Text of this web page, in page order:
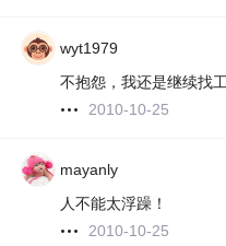
wyt1979
不抱怨，我还是继续找工
2010-10-25
mayanly
人不能太浮躁！
2010-10-25